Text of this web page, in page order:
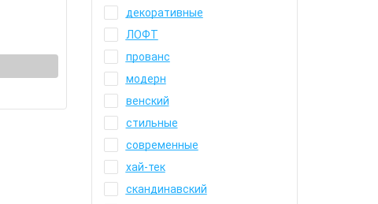
декоративные
ЛОФТ
прованс
модерн
венский
стильные
современные
хай-тек
скандинавский